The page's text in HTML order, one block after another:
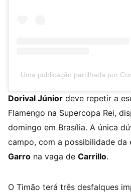
Uma publicação partilhada por
Dorival Júnior deve repetir a
Flamengo na Supercopa Rei,
domingo em Brasília. A única
campo, com a possibilidade da
Garro na vaga de Carrillo.
O Timão terá três desfalques